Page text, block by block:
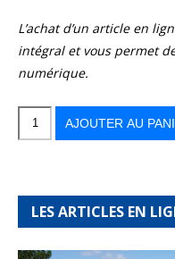
L’achat d’un article en
intégral et vous permet
numérique.
quantité
par
AJOUTER AU
LES ARTICLES EN